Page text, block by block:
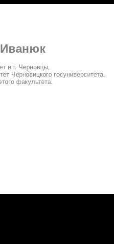
в г. Черновцы,
Черновицкого госуниверситета.
факультета.